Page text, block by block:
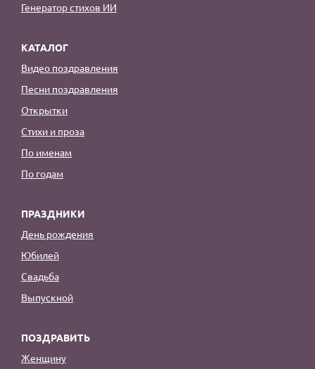
Генератор стихов ИИ
КАТАЛОГ
Видео поздравления
Песни поздравления
Открытки
Стихи и проза
По именам
По годам
ПРАЗДНИКИ
День рождения
Юбилей
Свадьба
Выпускной
ПОЗДРАВИТЬ
Женщину